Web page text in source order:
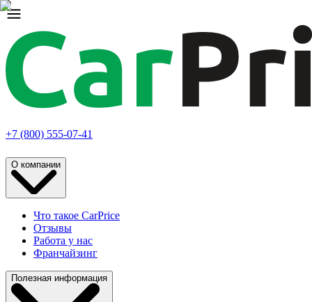
+7 (800) 555-07-41
О компании
Что такое CarPrice
Отзывы
Работа у нас
Франчайзинг
Полезная информация